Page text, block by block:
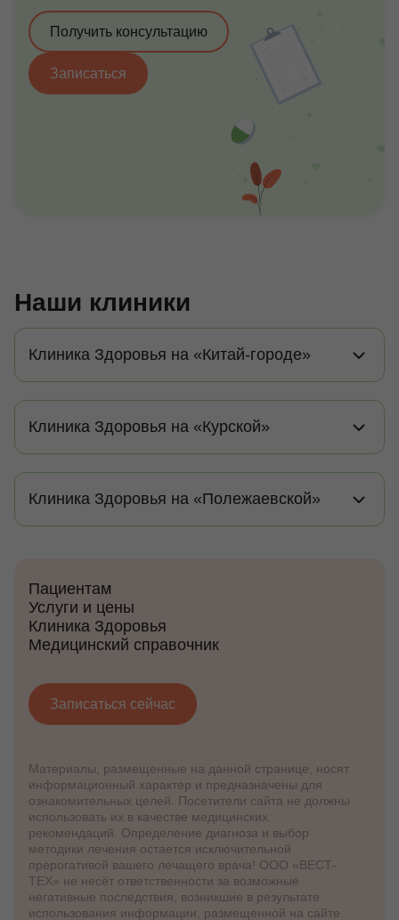
Записаться
Получить консультацию
Наши клиники
Клиника Здоровья на «Китай-городе»
Клиника Здоровья на «Курской»
Клиника Здоровья на «Полежаевской»
Пациентам
Услуги и цены
Клиника Здоровья
Медицинский справочник
Записаться сейчас
Материалы, размещенные на данной странице, носят
информационный характер и предназначены для
ознакомительных целей. Посетители сайта не должны
использовать их в качестве медицинских
рекомендаций. Определение диагноза и выбор
методики лечения остается исключительной
прерогативой вашего лечащего врача! ООО «ВЕСТ-
ТЕХ» не несёт ответственности за возможные
негативные последствия, возникшие в результате
использования информации, размещенной на сайте.